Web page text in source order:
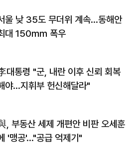
울 낮 35도 무더위 계속…동해안
대 150㎜ 폭우
대통령 "군, 내란 이후 신뢰 회복
야…지휘부 헌신해달라"
, 부동산 세제 개편안 비판 오세훈
'맹공'…"공급 억제기"